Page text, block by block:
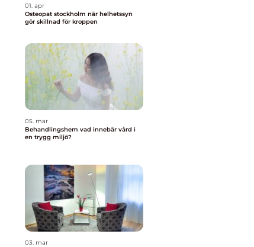
01. apr
Osteopat stockholm när helhetssyn
gör skillnad för kroppen
05. mar
Behandlingshem vad innebär vård i
en trygg miljö?
03. mar